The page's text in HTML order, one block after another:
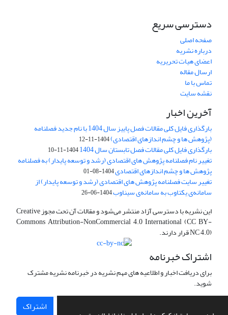
دسترسی سریع
صفحه اصلی
درباره نشریه
اعضای هیات تحریریه
ارسال مقاله
تماس با ما
نقشه سایت
آخرین اخبار
بارگذاری فایل کلی مقالات فصل پاییز سال 1404 با نام جدید فصلنامه
(پژوهش ها و چشم اندازهای اقتصادی)1404-11-12
بارگذاری فایل کلی مقالات فصل تابستان سال 1404 1404-11-10
تغییر نام فصلنامه پژوهش های اقتصادی (رشد و توسعه پایدار) به فصلنامه
پژوهش ها و چشم اندازهای اقتصادی1404-08-01
تغییر سایت فصلنامه پژوهش های اقتصادی (رشد و توسعه پایدار) از
سامانه‌ی یکتاوب به سامانه‌ی سیناوب1404-06-26
این نشریه با دسترسی آزاد منتشر می‌شود و مقالات آن تحت مجوز Creative
Commons Attribution-NonCommercial 4.0 International (CC BY-
NC 4.0) قرار دارند.
اشتراک خبرنامه
برای دریافت اخبار و اطلاعیه های مهم نشریه در خبرنامه نشریه مشترک
شوید.
اشتراک